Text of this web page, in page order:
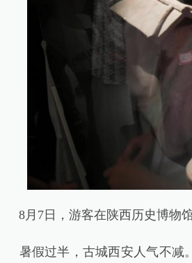
8月7日，游客在陕西历史博物馆
暑假过半，古城西安人气不减。